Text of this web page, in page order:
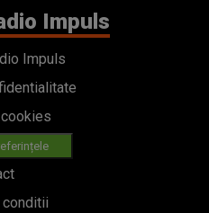
Impuls
Impuls